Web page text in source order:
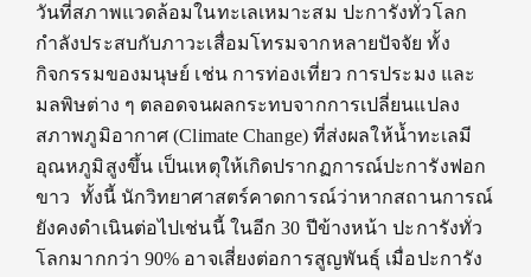
วันที่สภาพแวดล้อมในทะเลเหมาะสม ปะการังทั่วโลก
กำลังประสบกับภาวะเสื่อมโทรมจากหลายปัจจัย ทั้ง
กิจกรรมของมนุษย์ เช่น การท่องเที่ยว การประมง และ
มลพิษต่าง ๆ ตลอดจนผลกระทบจากการเปลี่ยนแปลง
สภาพภูมิอากาศ (Climate Change) ที่ส่งผลให้น้ำทะเลมี
อุณหภูมิสูงขึ้น เป็นเหตุให้เกิดปรากฏการณ์ปะการังฟอก
ขาว ทั้งนี้ นักวิทยาศาสตร์คาดการณ์ว่าหากสถานการณ์
ยังคงดำเนินต่อไปเช่นนี้ ในอีก 30 ปีข้างหน้า ปะการังทั่ว
โลกมากกว่า 90% อาจเสี่ยงต่อการสูญพันธุ์ เมื่อปะการัง